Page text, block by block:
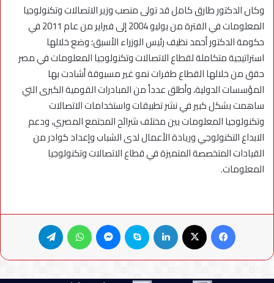
وكان الدكتور طارق كامل قد تولى منصب وزير الاتصالات وتكنولوجيا
المعلومات في الفترة من يوليو 2004 إلى فبراير من عام 2011 في
حكومة الدكتور أحمد نظيف رئيس الوزراء الأسبق؛ وضع خلالها
استراتيجية متكاملة لقطاع الاتصالات وتكنولوجيا المعلومات في مصر
حقق من خلالها القطاع طفرات نمو غير مسبوقة أشادت بها
المؤسسات الدولية، وأطلق عدداً من المبادرات القومية الكبرى التي
ساهمت بشكل كبير في نشر تطبيقات واستخدامات الاتصالات
وتكنولوجيا المعلومات بين مختلف شرائح المجتمع المصري، ودعم
الابداع التكنولوجي وريادة الأعمال لدى الشباب وإعداد كوادر من
القيادات المتخصصة المتميزة في قطاع الاتصالات وتكنولوجيا
المعلومات.
فيسبوك لينكدإن سكايب ماسنجر واتساب